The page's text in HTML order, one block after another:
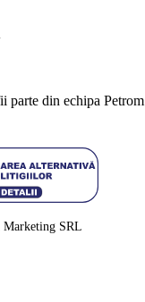
parte din echipa Petrom
SRL